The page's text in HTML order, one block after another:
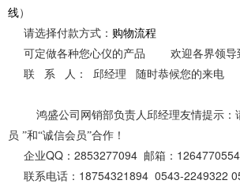
线）
请选择付款方式： 购物流程
可定做各种您心仪的产品 欢迎各界领导
联 系 人： 邱经理 随时恭候您的来电
鸿盛公司网销部负责人邱经理友情提示：
员 ”和“诚信会员”合作！
企业QQ：2853277094 邮箱：
联系电话：18754321894 0543-2249322